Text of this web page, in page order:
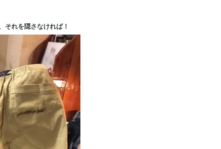
それを隠さなければ！